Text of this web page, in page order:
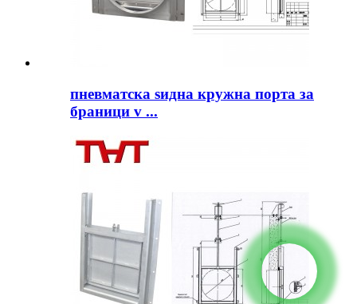
пневматска ѕидна кружна порта за
браници v ...